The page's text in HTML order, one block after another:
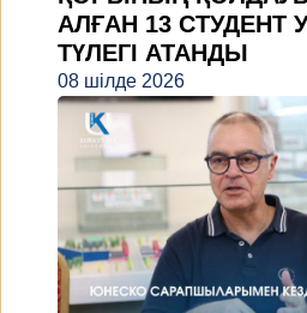
АЛҒАН 13 СТУДЕНТ
ТҮЛЕГІ АТАНДЫ
08 шілде 2026